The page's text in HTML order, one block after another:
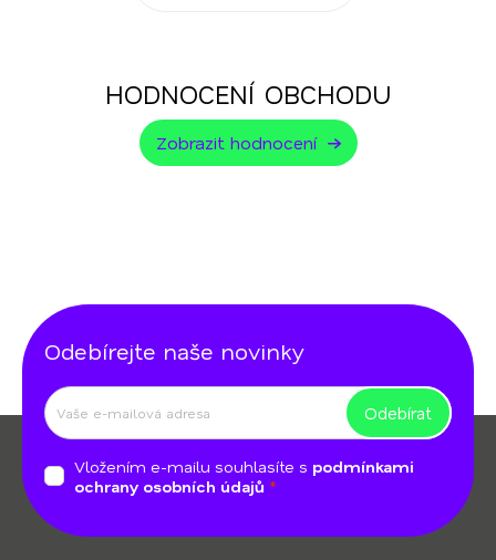
HODNOCENÍ OBCHODU
Zobrazit hodnocení
Odebírejte naše novinky
Vložením e-mailu souhlasíte s podmínkami
ochrany osobních údajů
Odebírat